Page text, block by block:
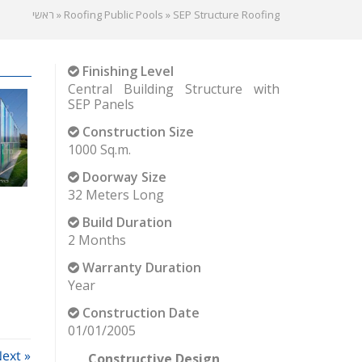
ראשי » Roofing Public Pools » SEP Structure Roofing
»
Construction Date
01/01/2005
Construction Size
1000 Sq.m.
Build Duration
2 Months
Doorway Size
32 Meters Long
Finishing Level
Central Building Structure with
SEP Panels
Warranty Duration
Year